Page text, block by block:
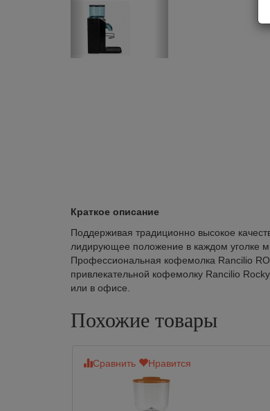
Краткое описание
Поддерживая традиционно высокое
лидирующее положение в каждом уголке
Профессиональная кофемолка Rancilio
привлекательной кофемолку Rancilio
или в офисе.
Похожие товары
Сравнить Нравится